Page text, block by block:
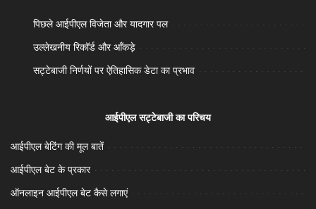
पिछले आईपीएल विजेता और यादगार पल
उल्लेखनीय रिकॉर्ड और आँकड़े
सट्टेबाजी निर्णयों पर ऐतिहासिक डेटा का प्रभाव
आईपीएल सट्टेबाजी का परिचय
आईपीएल बेटिंग की मूल बातें
आईपीएल बेट के प्रकार
ऑनलाइन आईपीएल बेट कैसे लगाएं